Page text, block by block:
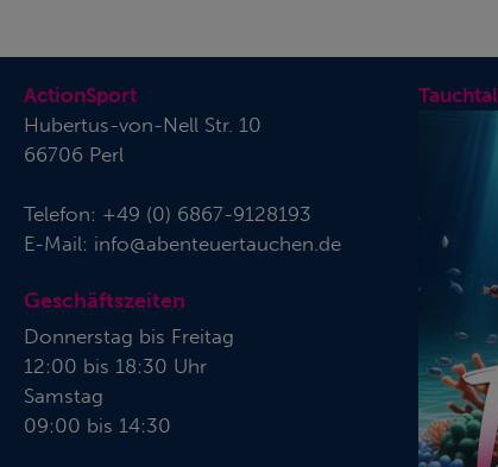
ActionSport
Hubertus-von-Nell Str. 10
66706 Perl
Telefon: +49 (0) 6867-9128193
E-Mail: info@abenteuertauchen.de
Geschäftszeiten
Donnerstag bis Freitag
12:00 bis 18:30 Uhr
Samstag
09:00 bis 14:30